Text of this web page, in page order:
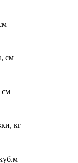
см
см
кг